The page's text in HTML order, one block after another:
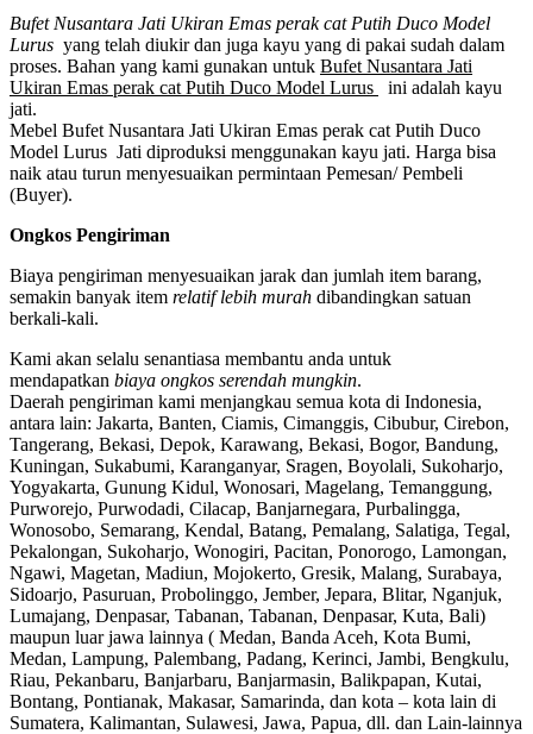
Bufet Nusantara Jati Ukiran Emas perak cat Putih Duco Model
Lurus yang telah diukir dan juga kayu yang di pakai sudah dalam
proses. Bahan yang kami gunakan untuk Bufet Nusantara Jati
Ukiran Emas perak cat Putih Duco Model Lurus
ini adalah kayu
jati.
Mebel Bufet Nusantara Jati Ukiran Emas perak cat Putih Duco
Model Lurus Jati diproduksi menggunakan kayu jati. Harga bisa
naik atau turun menyesuaikan permintaan Pemesan/ Pembeli
(Buyer).
Ongkos Pengiriman
Biaya pengiriman menyesuaikan jarak dan jumlah item barang,
semakin banyak item relatif lebih murah dibandingkan satuan
berkali-kali.
Kami akan selalu senantiasa membantu anda untuk
mendapatkan biaya ongkos serendah mungkin.
Daerah pengiriman kami menjangkau semua kota di Indonesia,
antara lain: Jakarta, Banten, Ciamis, Cimanggis, Cibubur, Cirebon,
Tangerang, Bekasi, Depok, Karawang, Bekasi, Bogor, Bandung,
Kuningan, Sukabumi, Karanganyar, Sragen, Boyolali, Sukoharjo,
Yogyakarta, Gunung Kidul, Wonosari, Magelang, Temanggung,
Purworejo, Purwodadi, Cilacap, Banjarnegara, Purbalingga,
Wonosobo, Semarang, Kendal, Batang, Pemalang, Salatiga, Tegal,
Pekalongan, Sukoharjo, Wonogiri, Pacitan, Ponorogo, Lamongan,
Ngawi, Magetan, Madiun, Mojokerto, Gresik, Malang, Surabaya,
Sidoarjo, Pasuruan, Probolinggo, Jember, Jepara, Blitar, Nganjuk,
Lumajang, Denpasar, Tabanan, Tabanan, Denpasar, Kuta, Bali)
maupun luar jawa lainnya ( Medan, Banda Aceh, Kota Bumi,
Medan, Lampung, Palembang, Padang, Kerinci, Jambi, Bengkulu,
Riau, Pekanbaru, Banjarbaru, Banjarmasin, Balikpapan, Kutai,
Bontang, Pontianak, Makasar, Samarinda, dan kota – kota lain di
Sumatera, Kalimantan, Sulawesi, Jawa, Papua, dll. dan Lain-lainnya